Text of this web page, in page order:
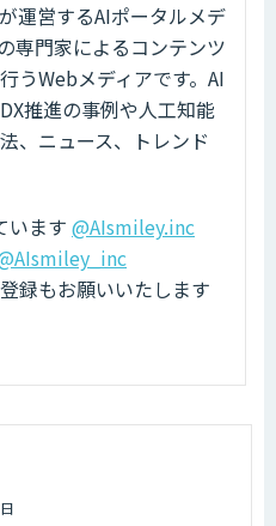
運営するAIポータルメデ
専門家によるコンテンツ
うWebメディアです。AI
推進の事例や人工知能
、ニュース、トレンド
います @AIsmiley.inc
録もお願いいたします